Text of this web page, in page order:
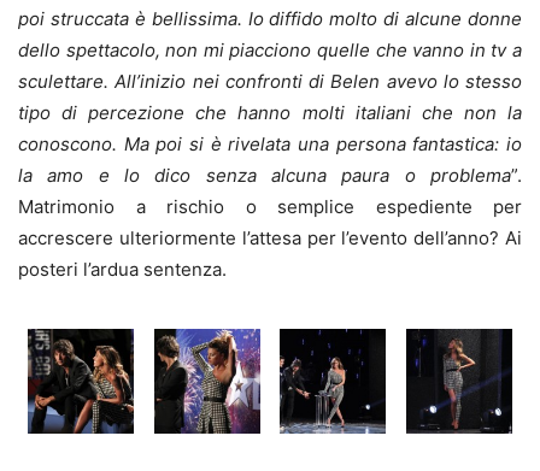
poi struccata è bellissima. Io diffido molto di alcune donne
dello spettacolo, non mi piacciono quelle che vanno in tv a
sculettare. All’inizio nei confronti di Belen avevo lo stesso
tipo di percezione che hanno molti italiani che non la
conoscono. Ma poi si è rivelata una persona fantastica: io
la amo e lo dico senza alcuna paura o problema”.
Matrimonio a rischio o semplice espediente per
accrescere ulteriormente l’attesa per l’evento dell’anno? Ai
posteri l’ardua sentenza.